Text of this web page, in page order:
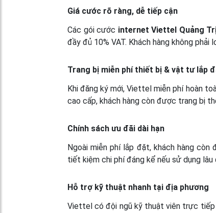
Giá cước rõ ràng, dễ tiếp cận
Các gói cước internet Viettel Quảng
đầy đủ 10% VAT. Khách hàng không
Trang bị miễn phí thiết bị & vật tư lắp
Khi đăng ký mới, Viettel miễn phí hoàn
cao cấp, khách hàng còn được trang bị
Chính sách ưu đãi dài hạn
Ngoài miễn phí lắp đặt, khách hàng
tiết kiệm chi phí đáng kể nếu sử dụng lâu
Hỗ trợ kỹ thuật nhanh tại địa phương
Viettel có đội ngũ kỹ thuật viên trực tiếp